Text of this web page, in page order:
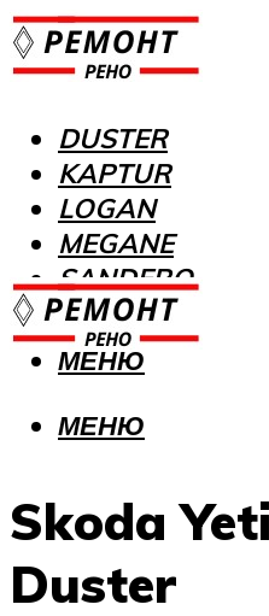
DUSTER
KAPTUR
LOGAN
MEGANE
SANDERO
МЕНЮ
МЕНЮ
Skoda
Duster